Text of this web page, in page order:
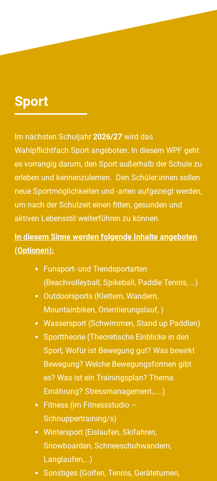
Sport
Im nächsten Schuljahr2026/27 wird das
Wahlpflichtfach Sport angeboten. In diesem WPF geht
es vorrangig darum, den Sport außerhalb der Schule zu
erleben und kennenzulernen. Den Schüler:innen sollen
neue Sportmöglichkeiten und -arten aufgezeigt werden,
um nach der Schulzeit einen fitten, gesunden und
aktiven Lebensstil weiterführen zu können.
In diesem Sinne werden folgende Inhalte angeboten
(Optionen):
Funsport- und Trendsportarten
(Beachvolleyball, Spikeball, Paddle Tennis, …)
Outdoorsports (Klettern, Wandern,
Mountainbiken, Orientierungslauf, )
Wassersport (Schwimmen, Stand up Paddlen)
Sporttheorie (Theoretische Einblicke in den
Sport, Wofür ist Bewegung gut? Was bewirkt
Bewegung? Welche Bewegungsformen gibt
es? Was ist ein Trainingsplan? Thema
Ernährung? Stressmanagement,…..)
Fitness (im Fitnessstudio –
Schnuppertraining/s)
Wintersport (Eislaufen, Skifahren,
Snowboarden, Schneeschuhwandern,
Langlaufen,…)
Sonstiges (Golfen, Tennis, Geräteturnen,